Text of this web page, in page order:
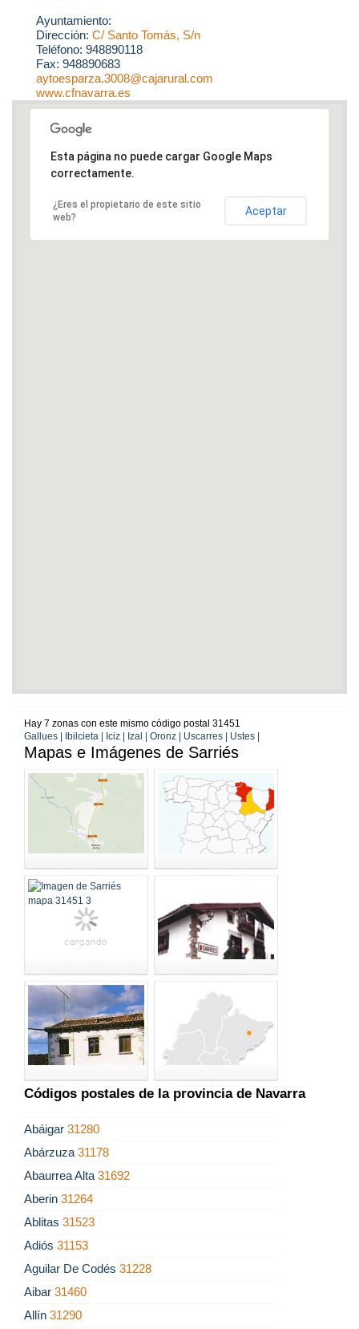
Ayuntamiento:
Dirección: C/ Santo Tomás, S/n
Teléfono: 948890118
Fax: 948890683
aytoesparza.3008@cajarural.com
www.cfnavarra.es
Esta página no puede cargar Google Maps
correctamente.
¿Eres el propietario de este sitio
web?
Aceptar
Hay 7 zonas con este mismo código postal 31451
Gallues | Ibilcieta | Iciz | Izal | Oronz | Uscarres | Ustes |
Mapas e Imágenes de Sarriés
Códigos postales de la provincia de Navarra
Abáigar 31280
Abárzuza 31178
Abaurrea Alta 31692
Aberin 31264
Ablitas 31523
Adiós 31153
Aguilar De Codés 31228
Aibar 31460
Allín 31290